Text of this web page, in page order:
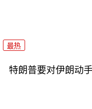
最热
特朗普要对伊朗动